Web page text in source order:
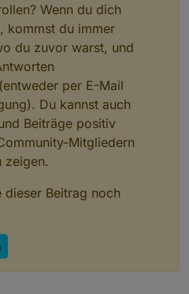
Wenn du dich
kommst du immer
du zuvor warst, und
per E-Mail
Du kannst auch
Beiträge positiv
Mitgliedern
zeigen.
dieser Beitrag noch